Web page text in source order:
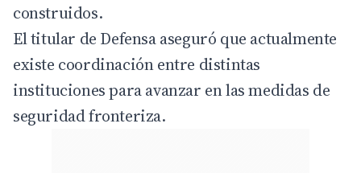
construidos.
El titular de Defensa aseguró que actualmente
existe coordinación entre distintas
instituciones para avanzar en las medidas de
seguridad fronteriza.